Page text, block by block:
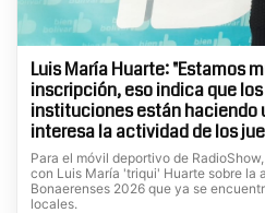
Luis María Huarte: "Estamos
inscripción, eso indica que
instituciones están haciendo
interesa la actividad de los
Para el móvil deportivo de
con Luis María 'triqui' Huarte sobre la
Bonaerenses 2026 que ya se
locales.